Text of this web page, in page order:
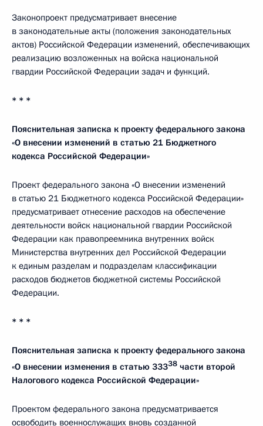
Законопроект предусматривает внесение
в законодательные акты (положения законодательных
актов) Российской Федерации изменений, обеспечивающих
реализацию возложенных на войска национальной
гвардии Российской Федерации задач и функций.
* * *
Пояснительная записка к проекту федерального закона
«О внесении изменений в статью 21 Бюджетного
кодекса Российской Федерации»
Проект федерального закона «О внесении изменений
в статью 21 Бюджетного кодекса Российской Федерации»
предусматривает отнесение расходов на обеспечение
деятельности войск национальной гвардии Российской
Федерации как правопреемника внутренних войск
Министерства внутренних дел Российской Федерации
к единым разделам и подразделам классификации
расходов бюджетов бюджетной системы Российской
Федерации.
* * *
Пояснительная записка к проекту федерального закона
«О внесении изменения в статью 33338 части второй
Налогового кодекса Российской Федерации»
Проектом федерального закона предусматривается
освободить военнослужащих вновь созданной